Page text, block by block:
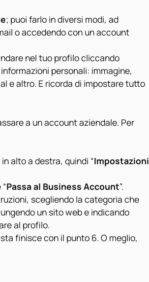
; puoi farlo in diversi modi, ad
o accedendo con un account
nel tuo profilo cliccando
personali: immagine,
e altro. E ricorda di impostare tutto
a un account aziendale. Per
alto a destra, quindi “Impostazioni
Passa al Business Account”.
scegliendo la categoria che
un sito web e indicando
al profilo.
finisce con il punto 6. O meglio,